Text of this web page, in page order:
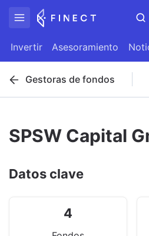
Invertir Asesoramiento
Gestoras de fondos
SPSW Capital
Datos clave
4